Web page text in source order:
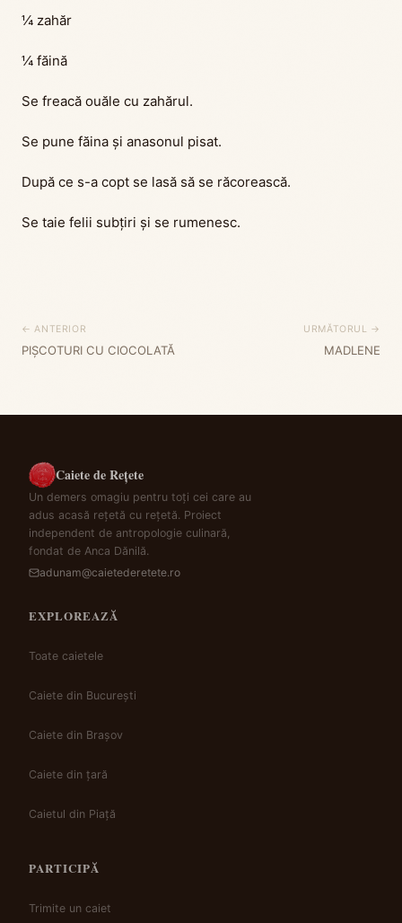
¼ zahăr
¼ făină
Se freacă ouăle cu zahărul.
Se pune făina și anasonul pisat.
După ce s-a copt se lasă să se răcorească.
Se taie felii subțiri și se rumenesc.
← ANTERIOR
PIȘCOTURI CU CIOCOLATĂ
URMĂTORUL →
MADLENE
Caiete de Rețete
Un demers omagiu pentru toți cei care au
adus acasă rețetă cu rețetă. Proiect
independent de antropologie culinară,
fondat de Anca Dănilă.
adunam@caietederetete.ro
EXPLOREAZĂ
Toate caietele
Caiete din București
Caiete din Brașov
Caiete din țară
Caietul din Piață
PARTICIPĂ
Trimite un caiet